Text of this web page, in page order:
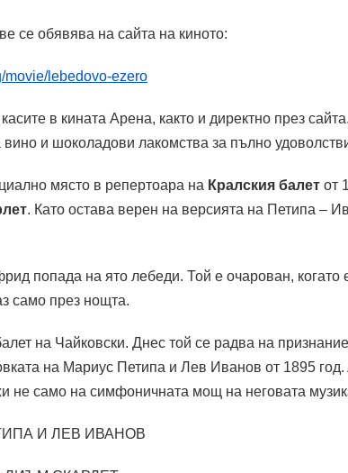
се обявява на сайта на киното:
movie/lebedovo-ezero
в кината Арена, както и директно през
и шоколадови лакомства за пълно
място в репертоара на Кралския балет от
. Като остава верен на версията на Петипа –
попада на ято лебеди. Той е очарован,
само през нощта.
на Чайковски. Днес той се радва на
на Мариус Петипа и Лев Иванов от 1895 год.
не само на симфоничната мощ на неговата
И ЛЕВ ИВАНОВ